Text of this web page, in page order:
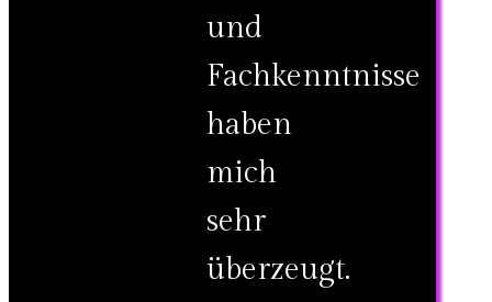
und
Fachkenntnisse
haben
mich
sehr
überzeugt.